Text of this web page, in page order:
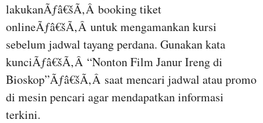
lakukanÃƒâ€šÃ‚Â booking tiket
onlineÃƒâ€šÃ‚Â untuk mengamankan kursi
sebelum jadwal tayang perdana. Gunakan kata
kunciÃƒâ€šÃ‚Â “Nonton Film Janur Ireng di
Bioskop”Ãƒâ€šÃ‚Â saat mencari jadwal atau promo
di mesin pencari agar mendapatkan informasi
terkini.